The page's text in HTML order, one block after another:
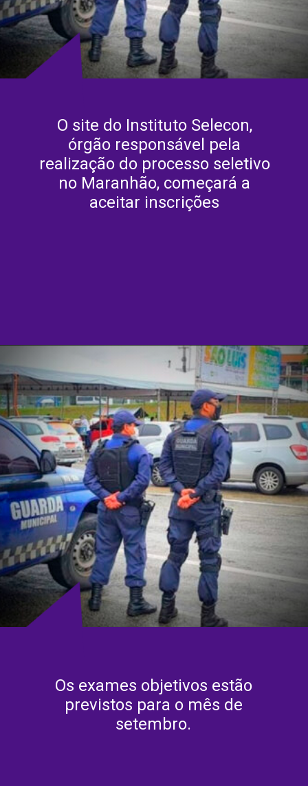
O site do Instituto Selecon,
órgão responsável pela
realização do processo seletivo
no Maranhão, começará a
aceitar inscrições
Os exames objetivos estão
previstos para o mês de
setembro.